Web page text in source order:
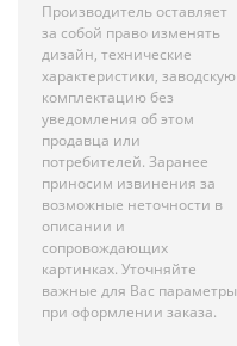
Производитель оставляет
за собой право изменять
дизайн, технические
характеристики, заводскую
комплектацию без
уведомления об этом
продавца или
потребителей. Заранее
приносим извинения за
возможные неточности в
описании и
сопровождающих
картинках. Уточняйте
важные для Вас параметры
при оформлении заказа.